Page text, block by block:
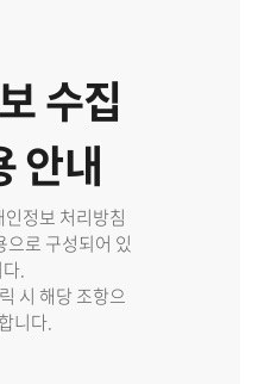
수집
안내
정보 처리방침
으로 구성되어 있
.
시 해당 조항으
니다.